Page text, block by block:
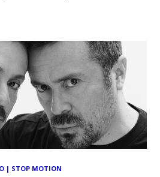
nuevo álbum
| STOP MOTION